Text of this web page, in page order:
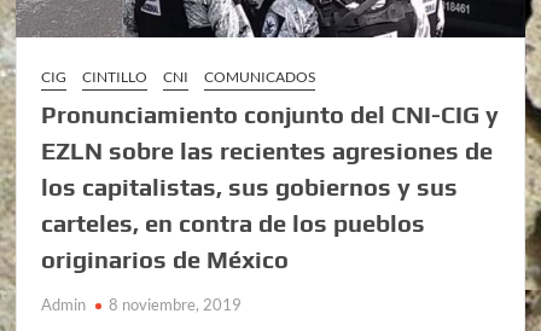
CIG CINTILLO CNI COMUNICADOS
Pronunciamiento conjunto del CNI-CIG y
EZLN sobre las recientes agresiones de
los capitalistas, sus gobiernos y sus
carteles, en contra de los pueblos
originarios de México
Admin 8 noviembre, 2019